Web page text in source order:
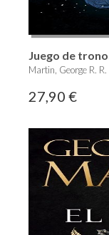
Juego de
Martin, George R. R.
27,90 €